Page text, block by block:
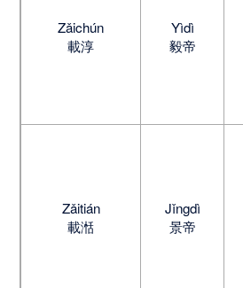
Zǎichún
載淳
Yìdì
毅帝
Zǎitián
載湉
Jǐngdì
景帝